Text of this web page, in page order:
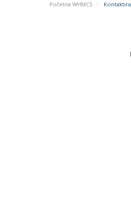
Početna WHMCS